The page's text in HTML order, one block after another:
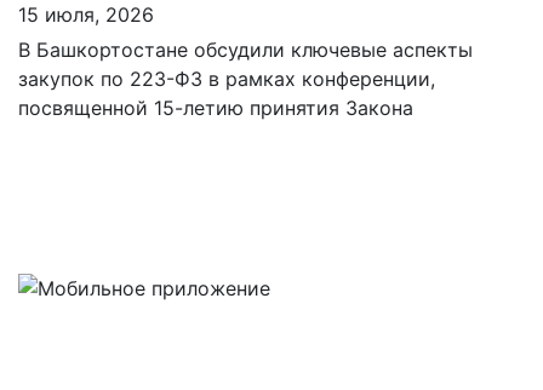
15 июля, 2026
В Башкортостане обсудили ключевые аспекты
закупок по 223-ФЗ в рамках конференции,
посвященной 15-летию принятия Закона